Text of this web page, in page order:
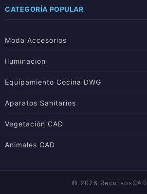
CATEGORÍA POPULAR
Moda Accesorios
Iluminacion
Equipamiento Cocina DWG
Aparatos Sanitarios
Vegetación CAD
Animales CAD
© 2026 RecursosCAD